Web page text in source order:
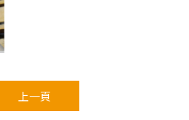
上一頁